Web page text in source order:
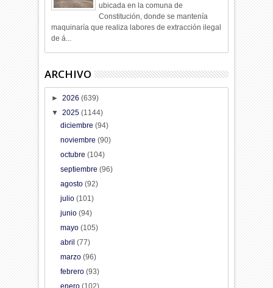
ubicada en la comuna de
Constitución, donde se mantenía
maquinaría que realiza labores de extracción ilegal
de á...
ARCHIVO
►2026(639)
▼2025(1144)
diciembre (94)
noviembre (90)
octubre (104)
septiembre (96)
agosto (92)
julio (101)
junio (94)
mayo (105)
abril (77)
marzo (96)
febrero (93)
enero (102)